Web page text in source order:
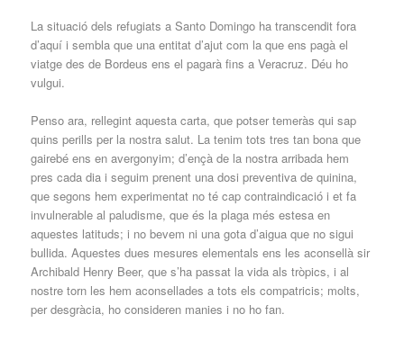
La situació dels refugiats a Santo Domingo ha transcendit fora
d’aquí i sembla que una entitat d’ajut com la que ens pagà el
viatge des de Bordeus ens el pagarà fins a Veracruz. Déu ho
vulgui.
Penso ara, rellegint aquesta carta, que potser temeràs qui sap
quins perills per la nostra salut. La tenim tots tres tan bona que
gairebé ens en avergonyim; d’ençà de la nostra arribada hem
pres cada dia i seguim prenent una dosi preventiva de quinina,
que segons hem experimentat no té cap contraindicació i et fa
invulnerable al paludisme, que és la plaga més estesa en
aquestes latituds; i no bevem ni una gota d’aigua que no sigui
bullida. Aquestes dues mesures elementals ens les aconsellà sir
Archibald Henry Beer, que s’ha passat la vida als tròpics, i al
nostre torn les hem aconsellades a tots els compatricis; molts,
per desgràcia, ho consideren manies i no ho fan.